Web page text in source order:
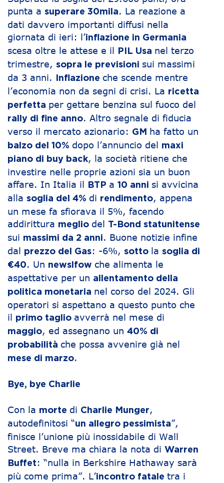
punta a superare 30mila. La reazione a
dati davvero importanti diffusi nella
giornata di ieri: l’inflazione in Germania
scesa oltre le attese e il PIL Usa nel terzo
trimestre, sopra le previsioni sui massimi
da 3 anni.
Inflazione che scende mentre
l’economia non da segni di crisi. La ricetta
perfetta per gettare benzina sul fuoco del
rally di fine anno. Altro segnale di fiducia
verso il mercato azionario: GM ha fatto un
balzo del 10% dopo l’annuncio del maxi
piano di buy back, la società ritiene che
investire nelle proprie azioni sia un buon
affare. In Italia il
BTP a 10 anni si avvicina
alla soglia del 4% di rendimento, appena
un mese fa sfiorava il 5%, facendo
addirittura meglio del T-Bond statunitense
sui massimi da 2 anni. Buone notizie infine
dal prezzo del Gas: -6%, sotto la soglia di
€40. Un newslfow che alimenta le
aspettative per un allentamento della
politica monetaria nel corso del 2024. Gli
operatori si aspettano a questo punto che
il primo taglio avverrà nel mese di
maggio, ed assegnano un 40% di
probabilità che possa avvenire già nel
mese di marzo.
Bye, bye Charlie
Con la morte di Charlie Munger,
autodefinitosi “un allegro pessimista”,
finisce l’unione più inossidabile di Wall
Street. Breve ma chiara la nota di Warren
Buffet : “nulla in Berkshire Hathaway sarà
più come prima”. L’incontro fatale tra i